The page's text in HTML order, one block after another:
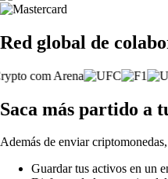
Red global de
Saca más partido a
Además de enviar
Guardar tus activos en un